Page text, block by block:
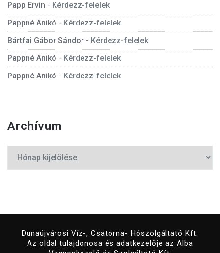
Papp Ervin - Kérdezz-felelek
Pappné Anikó - Kérdezz-felelek
Bártfai Gábor Sándor - Kérdezz-felelek
Pappné Anikó - Kérdezz-felelek
Pappné Anikó - Kérdezz-felelek
Archívum
Dunaújvárosi Víz-, Csatorna- Hőszolgáltató Kft.
Az oldal tulajdonosa és adatkezelője az Alba